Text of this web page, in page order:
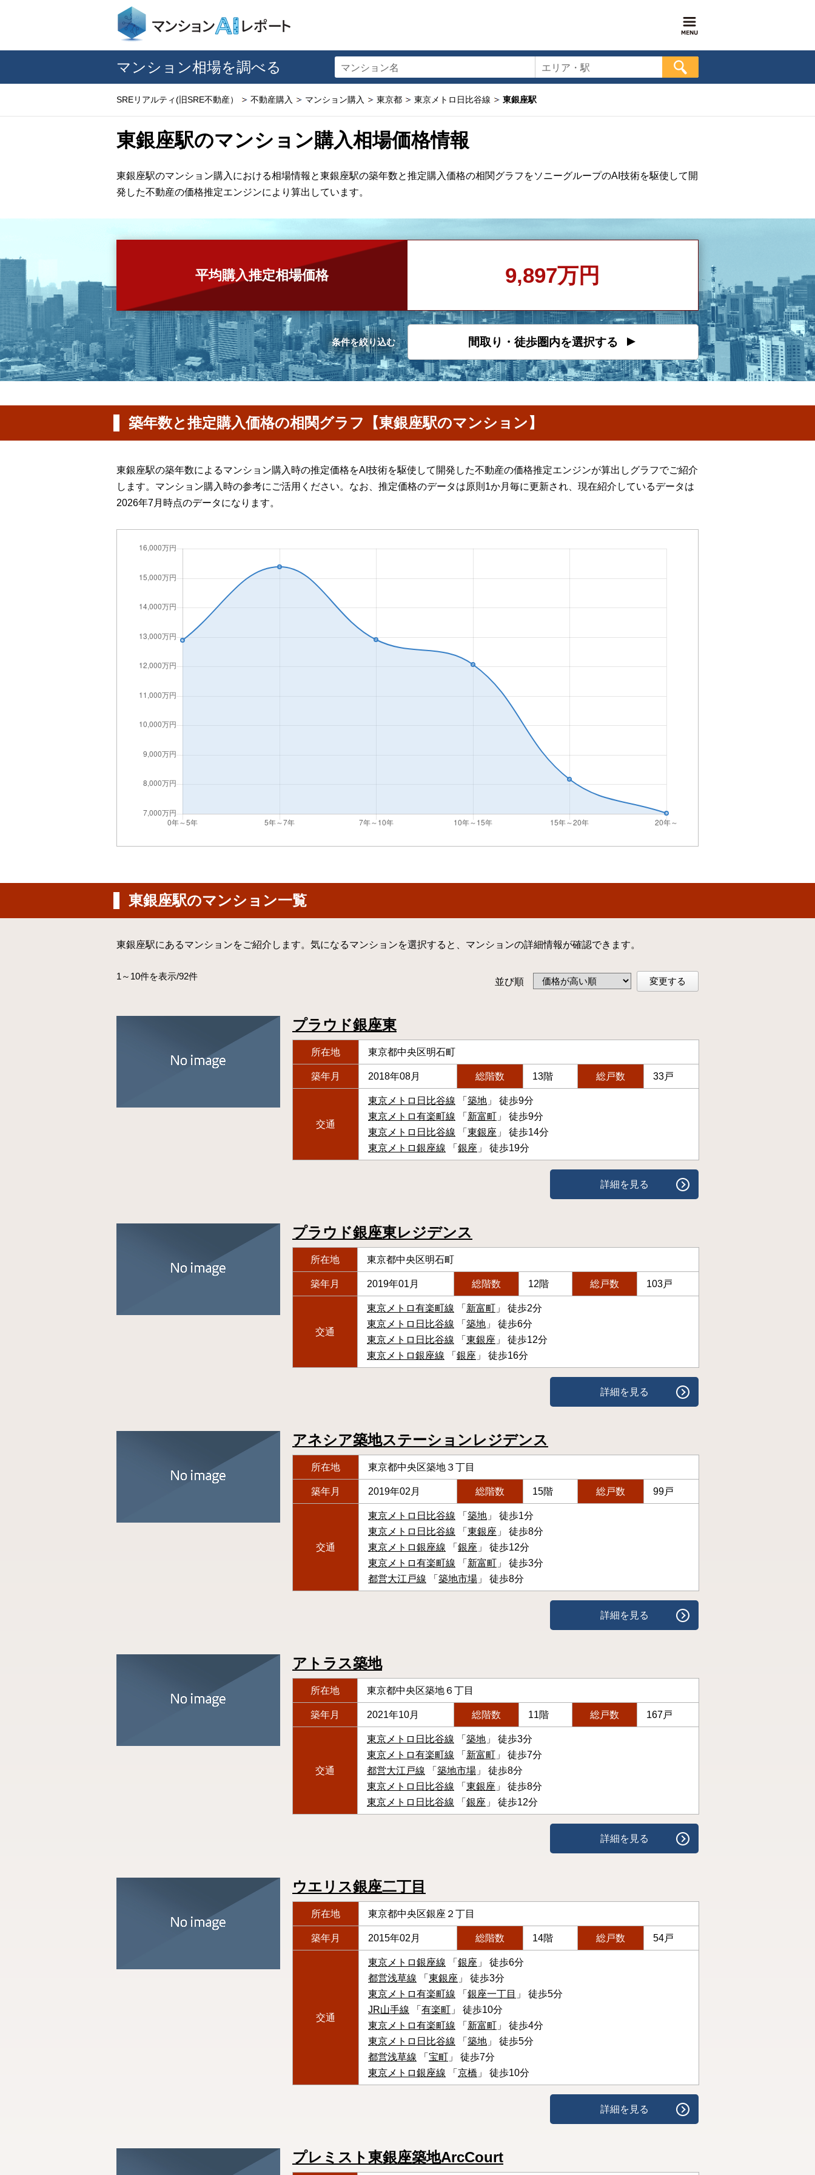
マンション相場を調べる マンション名 エリア・駅
SREリアルティ(旧SRE不動産） 不動産購入 マンション購入 東京都 東京メトロ日比谷線 東銀座駅
東銀座駅のマンション購入相場価格情報
東銀座駅のマンション購入における相場情報と東銀座駅の築年数と推定購入価格の相関グラフをソニーグループのAI技術を駆使して開
発した不動産の価格推定エンジンにより算出しています。
平均購入推定相場価格 9,897万円
条件を絞り込む 間取り・徒歩圏内を選択する
築年数と推定購入価格の相関グラフ【東銀座駅のマンション】
東銀座駅の築年数によるマンション購入時の推定価格をAI技術を駆使して開発した不動産の価格推定エンジンが算出しグラフでご紹介
します。マンション購入時の参考にご活用ください。なお、推定価格のデータは原則1か月毎に更新され、現在紹介しているデータは
2026年7月時点のデータになります。
東銀座駅のマンション一覧
東銀座駅にあるマンションをご紹介します。気になるマンションを選択すると、マンションの詳細情報が確認できます。
1～10件を表示/92件 並び順 変更する
プラウド銀座東
所在地 東京都中央区明石町
築年月 2018年08月 総階数 13階 総戸数 33戸
交通
東京メトロ日比谷線 「 築地 」 徒歩9分
東京メトロ有楽町線 「 新富町 」 徒歩9分
東京メトロ日比谷線 「 東銀座 」 徒歩14分
東京メトロ銀座線 「 銀座 」 徒歩19分
詳細を見る
プラウド銀座東レジデンス
所在地 東京都中央区明石町
築年月 2019年01月 総階数 12階 総戸数 103戸
交通
東京メトロ有楽町線 「 新富町 」 徒歩2分
東京メトロ日比谷線 「 築地 」 徒歩6分
東京メトロ日比谷線 「 東銀座 」 徒歩12分
東京メトロ銀座線 「 銀座 」 徒歩16分
詳細を見る
アネシア築地ステーションレジデンス
所在地 東京都中央区築地３丁目
築年月 2019年02月 総階数 15階 総戸数 99戸
交通
東京メトロ日比谷線 「 築地 」 徒歩1分
東京メトロ日比谷線 「 東銀座 」 徒歩8分
東京メトロ銀座線 「 銀座 」 徒歩12分
東京メトロ有楽町線 「 新富町 」 徒歩3分
都営大江戸線 「 築地市場 」 徒歩8分
詳細を見る
アトラス築地
所在地 東京都中央区築地６丁目
築年月 2021年10月 総階数 11階 総戸数 167戸
交通
東京メトロ日比谷線 「 築地 」 徒歩3分
東京メトロ有楽町線 「 新富町 」 徒歩7分
都営大江戸線 「 築地市場 」 徒歩8分
東京メトロ日比谷線 「 東銀座 」 徒歩8分
東京メトロ日比谷線 「 銀座 」 徒歩12分
詳細を見る
ウエリス銀座二丁目
所在地 東京都中央区銀座２丁目
築年月 2015年02月 総階数 14階 総戸数 54戸
交通
東京メトロ銀座線 「 銀座 」 徒歩6分
都営浅草線 「 東銀座 」 徒歩3分
東京メトロ有楽町線 「 銀座一丁目 」 徒歩5分
JR山手線 「 有楽町 」 徒歩10分
東京メトロ有楽町線 「 新富町 」 徒歩4分
東京メトロ日比谷線 「 築地 」 徒歩5分
都営浅草線 「 宝町 」 徒歩7分
東京メトロ銀座線 「 京橋 」 徒歩10分
詳細を見る
プレミスト東銀座築地ArcCourt